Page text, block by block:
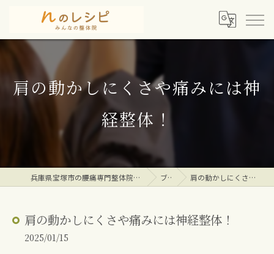
肩の動かしにくさや痛みには神
経整体！
兵庫県宝塚市の腰痛専門整体院ならｎのレシピみんなの整体院 ブログ 肩の動かしにくさや痛みには神経整体！
肩の動かしにくさや痛みには神経整体！
2025/01/15